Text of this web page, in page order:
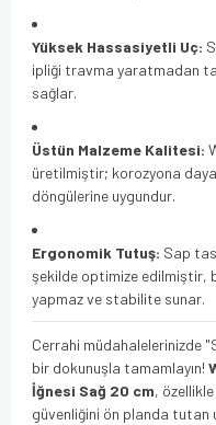
Yüksek Hassasiyetli Uç:
ipliği travma yaratmadan
sağlar.
Üstün Malzeme Kalitesi:
üretilmiştir; korozyona
döngülerine uygundur.
Ergonomik Tutuş: Sap
şekilde optimize edilmiştir,
yapmaz ve stabilite sunar.
Cerrahi müdahalelerinizde
bir dokunuşla tamamlayın!
İğnesi Sağ 20 cm,
güvenliğini ön planda tutan